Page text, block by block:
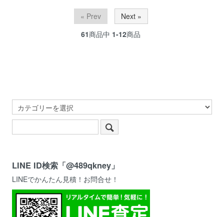
« Prev
Next »
61商品中 1-12商品
LINE ID検索「@489qkney」
LINEでかんたん見積！お問合せ！